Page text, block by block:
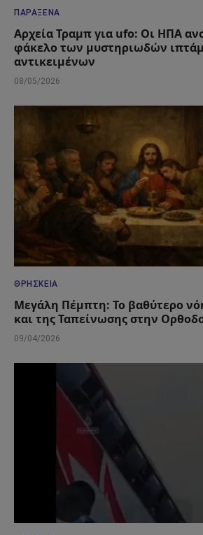
ΠΑΡΆΞΕΝΑ
Αρχεία Τραμπ για ufo: Οι ΗΠΑ
φάκελο των μυστηριωδών
αντικειμένων
08/05/2026
ΘΡΗΣΚΕΊΑ
Μεγάλη Πέμπτη: Το βαθύτερο
και της Ταπείνωσης στην
09/04/2026